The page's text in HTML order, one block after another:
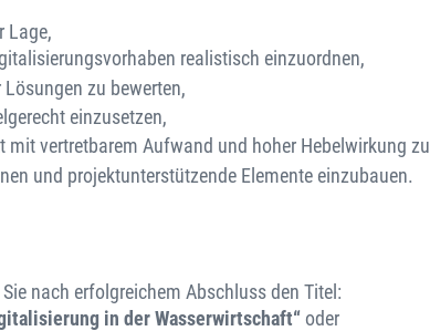
Lage,
realistisch einzuordnen,
zu bewerten,
einzusetzen,
mit vertretbarem Aufwand und hoher Hebelwirkung
und projektunterstützende Elemente einzubauen.
nach erfolgreichem Abschluss den Titel:
in der Wasserwirtschaft“ oder